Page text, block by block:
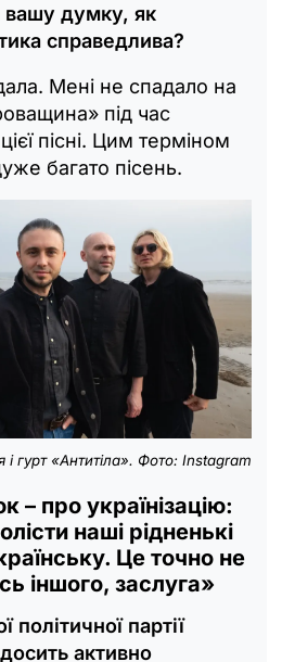
думку, як
справедлива?
Мені не спадало на
під час
пісні. Цим терміном
багато пісень.
і гурт «Антитіла». Фото: Instagram
– про українізацію:
наші рідненькі
Це точно не
іншого, заслуга»
партії
активно